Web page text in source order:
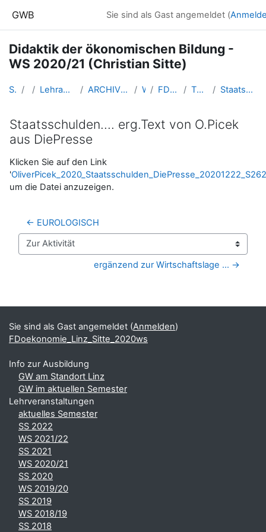
GWB Sie sind als Gast angemeldet (
Didaktik der ökonomischen Bildung -
WS 2020/21 (Christian Sitte)
Startseite Kurse Lehramtsausbildung GW im Cluster Österreich Mitte ARCHIV - Lehrveranstaltungen am Standort Linz - seit 2016 WS_2020/21 FDoekonomie_Linz_Sitte_2020ws Thema 5 am 8. Jänner 2020 Staatsschulden.... erg.Text von O.Picek aus DiePresse
Staatsschulden.... erg.Text von O.Picek
aus DiePresse
Abschlussbedingungen
Klicken Sie auf den Link
'
um die Datei anzuzeigen.
← EUROLOGISCH
Zur Aktivität
ergänzend zur Wirtschaftslage ... →
Ergänzungsblöcke
Sie sind als Gast angemeldet (Anmelden)
FDoekonomie_Linz_Sitte_2020ws
Info zur Ausbildung
GW am Standort Linz
GW im aktuellen Semester
Lehrveranstaltungen
aktuelles Semester
SS 2022
WS 2021/22
SS 2021
WS 2020/21
SS 2020
WS 2019/20
SS 2019
WS 2018/19
SS 2018